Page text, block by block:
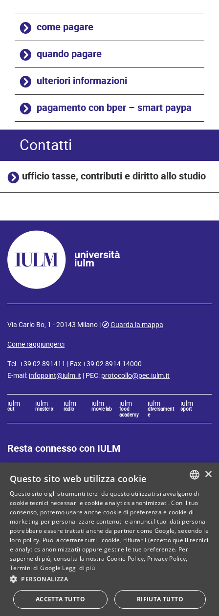
come pagare
quando pagare
ulteriori informazioni
pagamento con bper – smart paypa
Contatti
ufficio tasse, contributi e diritto allo studio
Via Carlo Bo, 1 - 20143 Milano |
Guarda la mappa
Come raggiungerci
Tel. +39 02 891411 | Fax +39 02 8914 14000
E-mail: infopoint@iulm.it | PEC: protocollo@pec.iulm.it
iulm
cut
iulm
master x
iulm
radio
iulm
movie lab
iulm
food
academy
iulm
diversament
e
iulm
sport
Resta connesso con IULM
Mappa del sito
Privacy policy
Cookie Policy
Note legali
Contatti
C. Fiscale: 80071270153
Dona il tuo 5 per mille!
ITALIAN
ENGLISH
×
Questo sito web utilizza cookie
Questo sito o gli strumenti terzi da questo utilizzati si avvalgono di
cookie tecnici necessari e cookie analytics anonimizzati. Con il tuo
consenso, potremo usare anche cookie di preferenza e cookie di
marketing per personalizzare contenuti e annunci.I tuoi dati personali
potrebbero essere trattati anche da partner come Google, secondo le
loro policy. Puoi accettare tutti i cookie, rifiutarli (eccetto quelli tecnici
e analytics anonimizzati) oppure gestire le tue preferenze. Per
saperne di più, consulta la nostra Cookie Policy, Privacy Policy,
Termini di Google Leggi di più
PERSONALIZZA
ACCETTA TUTTO RIFIUTA TUTTO